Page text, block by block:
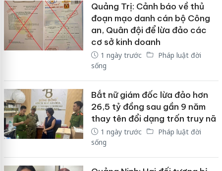
Quảng Trị: Cảnh báo về thủ
đoạn mạo danh cán bộ Công
an, Quân đội để lừa đảo các
cơ sở kinh doanh
1 ngày trước
Pháp luật đời
sống
Bắt nữ giám đốc lừa đảo hơn
26,5 tỷ đồng sau gần 9 năm
thay tên đổi dạng trốn truy nã
1 ngày trước
Pháp luật đời
sống